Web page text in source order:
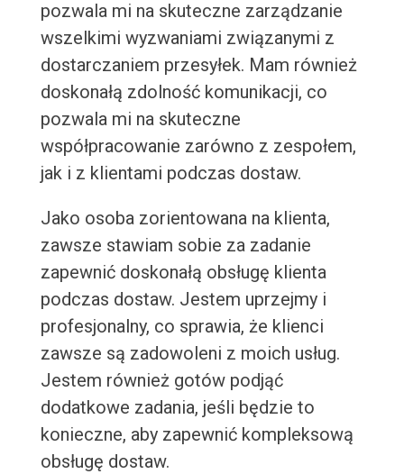
pozwala mi na skuteczne zarządzanie
wszelkimi wyzwaniami związanymi z
dostarczaniem przesyłek. Mam również
doskonałą zdolność komunikacji, co
pozwala mi na skuteczne
współpracowanie zarówno z zespołem,
jak i z klientami podczas dostaw.
Jako osoba zorientowana na klienta,
zawsze stawiam sobie za zadanie
zapewnić doskonałą obsługę klienta
podczas dostaw. Jestem uprzejmy i
profesjonalny, co sprawia, że klienci
zawsze są zadowoleni z moich usług.
Jestem również gotów podjąć
dodatkowe zadania, jeśli będzie to
konieczne, aby zapewnić kompleksową
obsługę dostaw.